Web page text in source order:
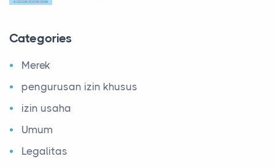
Categories
Merek
pengurusan izin khusus
izin usaha
Umum
Legalitas